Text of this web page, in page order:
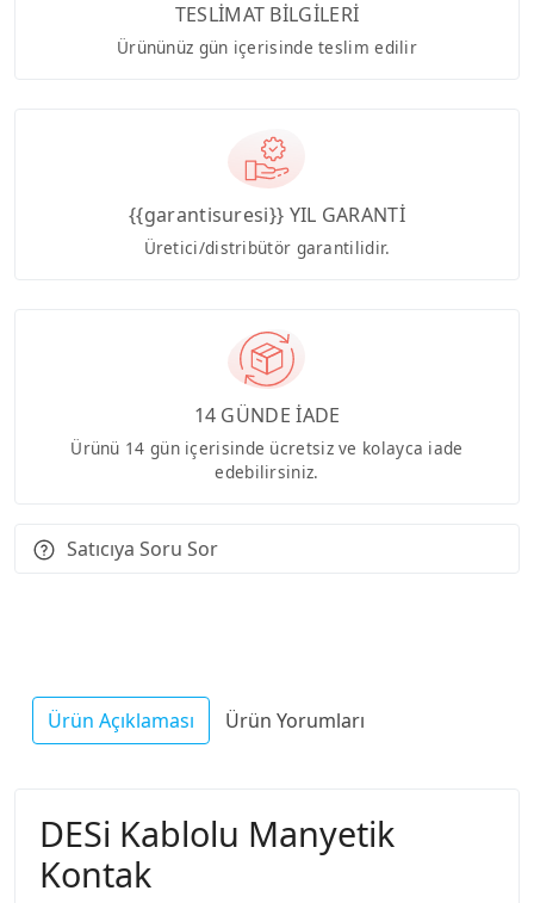
TESLİMAT BİLGİLERİ
Ürününüz gün içerisinde teslim edilir
{{garantisuresi}} YIL GARANTİ
Üretici/distribütör garantilidir.
14 GÜNDE İADE
Ürünü 14 gün içerisinde ücretsiz ve kolayca iade
edebilirsiniz.
Satıcıya Soru Sor
Ürün Açıklaması Ürün Yorumları
DESi Kablolu Manyetik
Kontak